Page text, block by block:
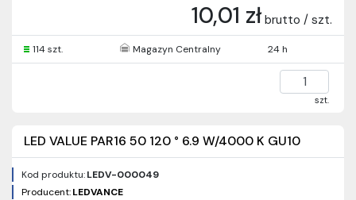
10,01 zł brutto / szt.
114 szt. Magazyn Centralny 24 h
szt.
LED VALUE PAR16 50 120 ° 6.9 W/4000 K GU10
Kod produktu:LEDV-000049
Producent:LEDVANCE